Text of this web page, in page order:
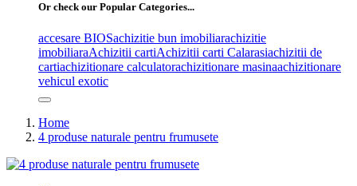
Or check our Popular Categories...
accesare BIOSachizitie bun imobiliarachizitie
imobiliaraAchizitii cartiAchizitii carti Calarasiachizitii de
cartiachizitionare calculatorachizitionare masinaachizitionare
vehicul exotic
Home
4 produse naturale pentru frumusete